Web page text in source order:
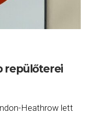
repülőterei
Heathrow lett